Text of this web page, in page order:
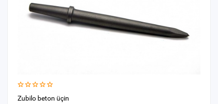
Zubilo beton üçin